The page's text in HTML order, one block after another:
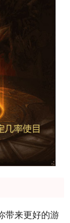
带来更好的游